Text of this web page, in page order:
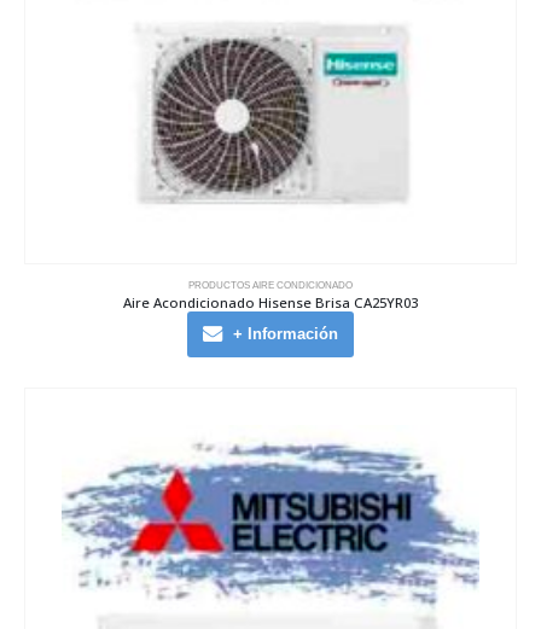
PRODUCTOS AIRE CONDICIONADO
Aire Acondicionado Hisense Brisa CA25YR03
+ Información